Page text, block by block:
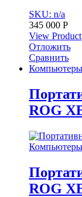
SKU: n/a
345 000 Р
View Product
Отложить
Сравнить
Компьютеры
ROG
Компьютеры
ROG